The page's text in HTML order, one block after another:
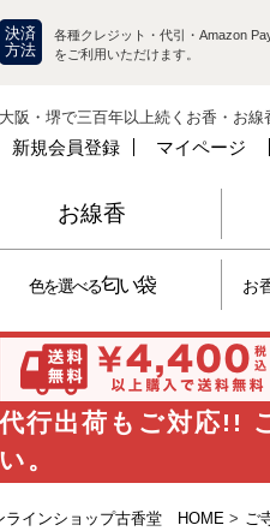
決済
方法
各種クレジット・代引・Amazon
をご利用いただけます。
大阪・堺で三百年以上続くお香・お
新規会員登録 マイページ
お線香
色を選べる匂い袋 お
代行出荷もご対応!!
い。
ラインショップ古香堂 HOME > ご